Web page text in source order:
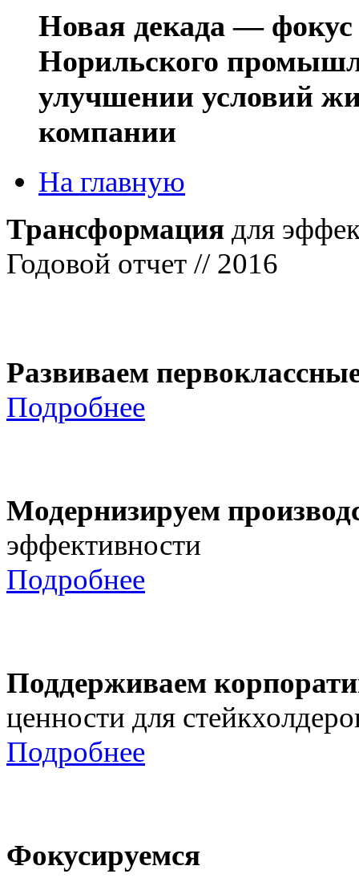
Новая декада — фокус
Норильского
улучшении условий
компании
На главную
Трансформация для
Годовой отчет // 2016
Развиваем
Подробнее
Модернизируем
эффективности
Подробнее
Поддерживаем
ценности для
Подробнее
Фокусируемся